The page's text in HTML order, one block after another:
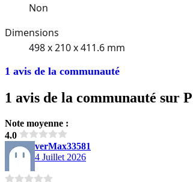
1 avis de la communauté
Non
Dimensions
498 x 210 x 411.6 mm
1 avis de la communauté
Note moyenne :
4.0
verMax33581
4 Juillet 2026